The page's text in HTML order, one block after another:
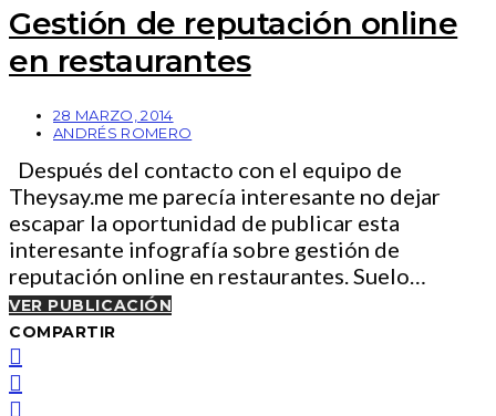
Gestión de reputación online
en restaurantes
28 MARZO, 2014
ANDRÉS ROMERO
Después del contacto con el equipo de
Theysay.me me parecía interesante no dejar
escapar la oportunidad de publicar esta
interesante infografía sobre gestión de
reputación online en restaurantes. Suelo…
VER PUBLICACIÓN
COMPARTIR